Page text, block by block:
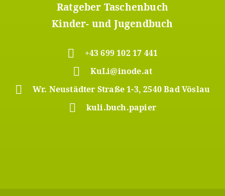
Ratgeber Taschenbuch
Kinder- und Jugendbuch
+43 699 102 17 441
KuLi@inode.at
Wr. Neustädter Straße 1-3, 2540 Bad Vöslau
kuli.buch.papier